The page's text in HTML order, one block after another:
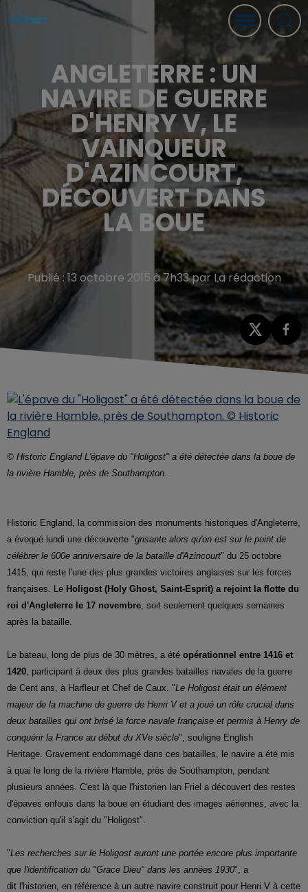
ANGLETERRE : UN
NAVIRE DE GUERRE
D'HENRY V, LE
VAINQUEUR
D'AZINCOURT,
DÉCOUVERT DANS
LA BOUE
Publié : 13 octobre 2015 à 7h33 par La rédaction
© Historic England L'épave du "Holigost" a été détectée dans la boue de
la rivière Hamble, près de Southampton.
Historic England, la commission des monuments historiques d'Angleterre,
a évoqué lundi une découverte "grisante alors qu'on est sur le point de
célébrer le 600e anniversaire de la bataille d'Azincourt" du 25 octobre
1415, qui reste l'une des plus grandes victoires anglaises sur les forces
françaises. Le Holigost (Holy Ghost, Saint-Esprit) a rejoint la flotte du
roi d'Angleterre le 17 novembre , soit seulement quelques semaines
après la bataille.
Le bateau, long de plus de 30 mètres, a été opérationnel entre 1416 et
1420 , participant à deux des plus grandes batailles navales de la guerre
de Cent ans, à Harfleur et Chef de Caux. "Le Holigost était un élément
majeur de la machine de guerre de Henri V et a joué un rôle crucial dans
deux batailles qui ont brisé la force navale française et permis à Henry de
conquérir la France au début du XVe siècle", souligne English
Heritage. Gravement endommagé dans ces batailles, le navire a été mis
à quai le long de la rivière Hamble, près de Southampton, pendant
plusieurs années. C'est là que l'historien Ian Friel a découvert des restes
d'épaves enfouis dans la boue en étudiant des images aériennes, avec la
conviction qu'il s'agit du "Holigost".
"Les recherches sur le Holigost auront une portée encore plus importante
que l'identification du "Grace Dieu" dans les années 1930", a
dit l'historien, en référence à un autre navire construit pour Henri V à cette